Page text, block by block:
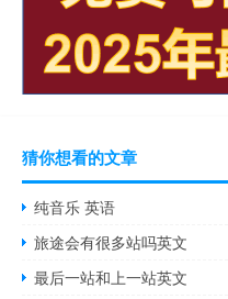
猜你想看的文章
纯音乐 英语
旅途会有很多站吗英文
最后一站和上一站英文